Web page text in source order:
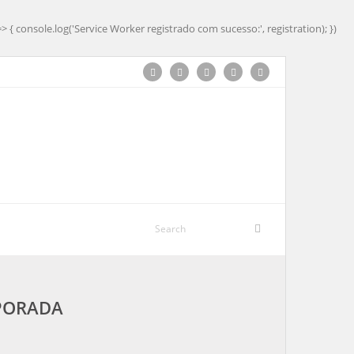
console.log('Service Worker registrado com sucesso:', registration); })